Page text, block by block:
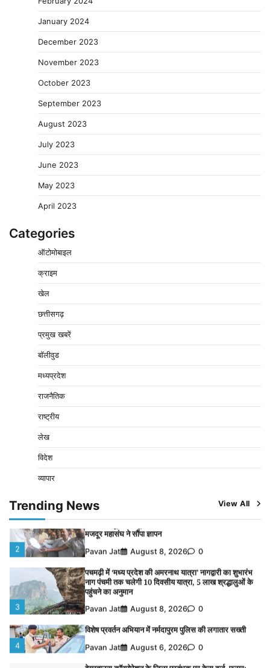
January 2024
December 2023
November 2023
October 2023
September 2023
August 2023
July 2023
June 2023
May 2023
April 2023
Categories
ऑटोमोबाइल
क्राइम
खेल
छत्तीसगढ़
प्रमुख खबरें
बॉलीवुड
मध्यप्रदेश
राजनैतिक
राष्ट्रीय
लेख
विदेश
व्यापार
Trending News View All
नाग पंचमी तक चलेगी 10 दिवसीय यात्रा, 5 लाख श्रद्धालुओं के
वेयरहाउस कॉरपोरेशन के जिला प्रबंधक पर केस दर्ज, फरार;
कोतवाली में लगा निःशुल्क स्वास्थ्य शिविर
2 Pavan Jat
3
पचमढ़ी में ‘मध्य प्रदेश की अमरनाथ यात्रा’ नागद्वारी का शुभारंभ
नाग पंचमी तक चलेगी 10 दिवसीय यात्रा, 5 लाख श्रद्धालुओं के
पहुंचने का अनुमान
Pavan Jat August 8, 2026 0
4
विशेष प्रवर्तन अभियान में नर्मदापुरम पुलिस की लगातार सख्ती
Pavan Jat August 6, 2026 0
5
वेयरहाउस कॉरपोरेशन के जिला प्रबंधक पर केस दर्ज, फरार;
क्लर्क को मिली कमान, ‘चाबी के खेल’ पर फिर उठे सवाल